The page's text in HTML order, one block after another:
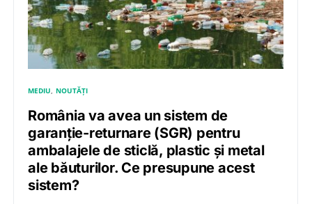
MEDIU NOUTĂȚI
România va avea un sistem de
garanție-returnare (SGR) pentru
ambalajele de sticlă, plastic și metal
ale băuturilor. Ce presupune acest
sistem?